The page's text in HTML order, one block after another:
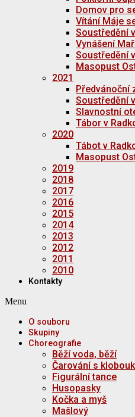
Domov pro
Vítání Máje
Soustředění
Vynášení
Soustředění
Masopust
2021
Předvánoční
Soustředění
Slavnostní
Tábor v
2020
Tábot v
Masopust
2019
2018
2017
2016
2015
2014
2013
2012
2011
2010
Kontakty
Menu
O souboru
Skupiny
Choreografie
Běží voda, běží
Čarování s
Figurální tance
Husopasky
Kočka a myš
Mašlový